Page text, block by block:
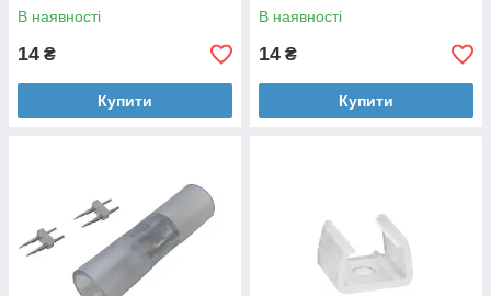
В наявності
14 ₴
Купити
В наявності
14 ₴
Купити